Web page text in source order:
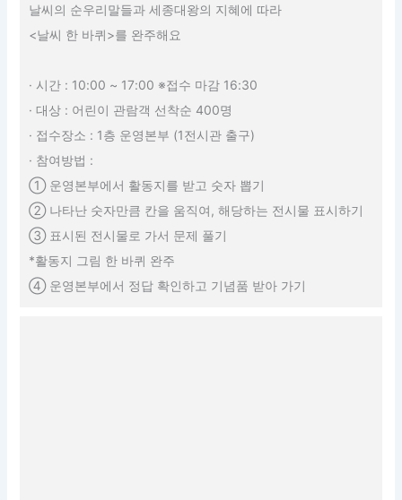
날씨의 순우리말들과 세종대왕의 지혜에 따라
<날씨 한 바퀴>를 완주해요
· 시간 : 10:00 ~ 17:00 ※접수 마감 16:30
· 대상 : 어린이 관람객 선착순 400명
· 접수장소 : 1층 운영본부 (1전시관 출구)
· 참여방법 :
① 운영본부에서 활동지를 받고 숫자 뽑기
② 나타난 숫자만큼 칸을 움직여, 해당하는 전시물 표시하기
③ 표시된 전시물로 가서 문제 풀기
*활동지 그림 한 바퀴 완주
④ 운영본부에서 정답 확인하고 기념품 받아 가기